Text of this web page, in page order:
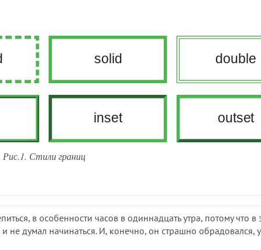
Рис.1. Стили границ
в особенности часов в одиннадцать утра, потому что в
не думал начинаться. И, конечно, он страшно обрадовался,